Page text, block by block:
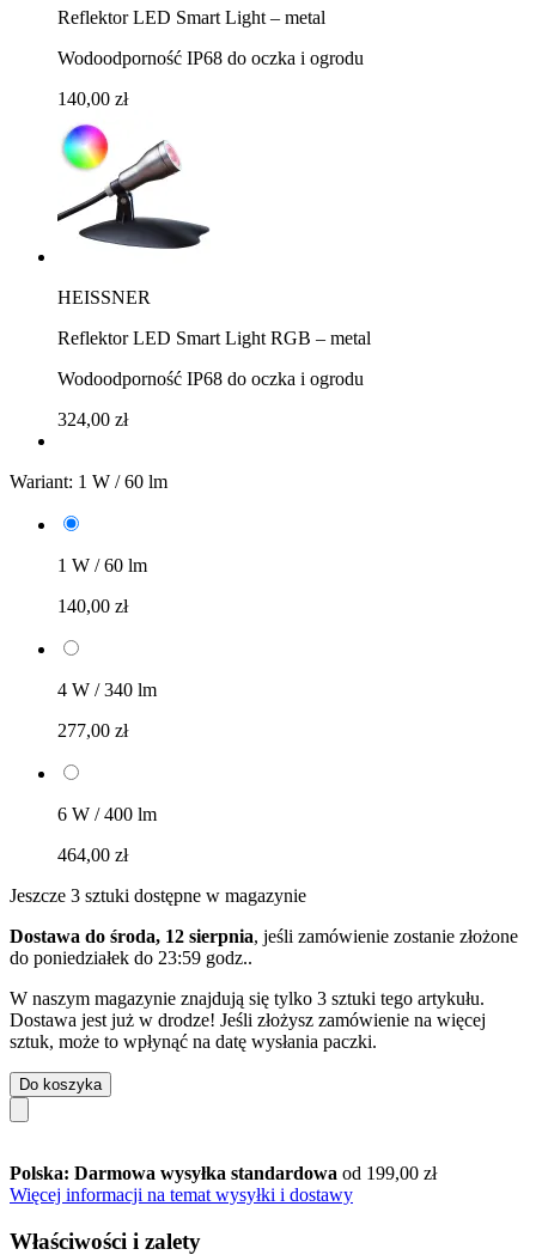
Reflektor LED Smart Light – metal
Wodoodporność IP68 do oczka i ogrodu
140,00 zł
HEISSNER
Reflektor LED Smart Light RGB – metal
Wodoodporność IP68 do oczka i ogrodu
324,00 zł
Wariant: 1 W / 60 lm
1 W / 60 lm
140,00 zł
4 W / 340 lm
277,00 zł
6 W / 400 lm
464,00 zł
Jeszcze 3 sztuki dostępne w magazynie
Dostawa do środa, 12 sierpnia, jeśli zamówienie zostanie złożone
do poniedziałek do 23:59 godz..
W naszym magazynie znajdują się tylko 3 sztuki tego artykułu.
Dostawa jest już w drodze! Jeśli złożysz zamówienie na więcej
sztuk, może to wpłynąć na datę wysłania paczki.
Do koszyka
Polska: Darmowa wysyłka standardowa od 199,00 zł
Więcej informacji na temat wysyłki i dostawy
Właściwości i zalety